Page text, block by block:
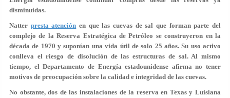
disminuidas.
Natter presta atención en que las cuevas de sal que forman parte del
complejo de la Reserva Estratégica de Petróleo se construyeron en la
década de 1970 y suponían una vida útil de solo 25 años. Su uso activo
conlleva el riesgo de disolución de las estructuras de sal. Al mismo
tiempo, el Departamento de Energía estadounidense afirma no tener
motivos de preocupación sobre la calidad e integridad de las cuevas.
No obstante, dos de las instalaciones de la reserva en Texas y Luisiana